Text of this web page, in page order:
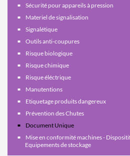
Sécurité pour appareils à pression
Materiel de signalisation
Signalétique
Outils anti-coupures
Risque biologique
Risque chimique
Risque éléctrique
Manutentions
Etiquetage produits dangereux
Prévention des Chutes
Document Unique
Mise en conformité machines -
Equipements de stockage